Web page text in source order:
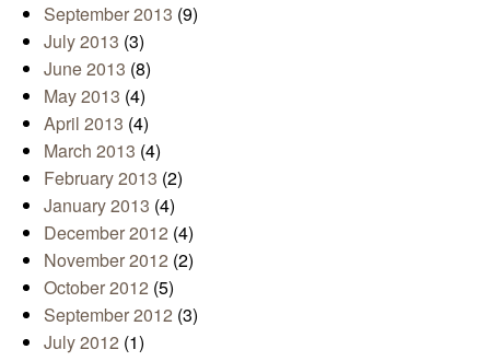
September 2013 (9)
July 2013 (3)
June 2013 (8)
May 2013 (4)
April 2013 (4)
March 2013 (4)
February 2013 (2)
January 2013 (4)
December 2012 (4)
November 2012 (2)
October 2012 (5)
September 2012 (3)
July 2012 (1)